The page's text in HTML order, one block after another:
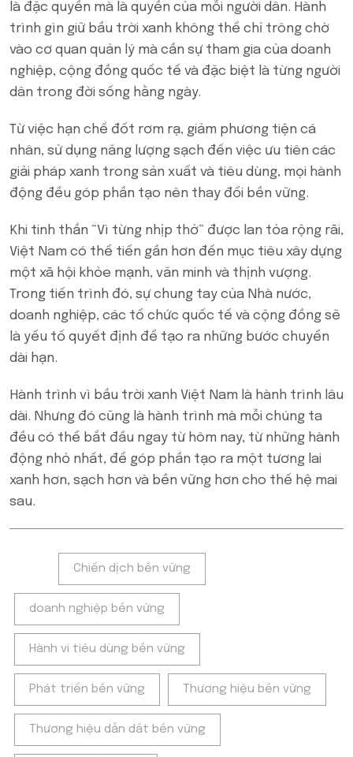
là đặc quyền mà là quyền của mỗi người dân. Hành
trình gìn giữ bầu trời xanh không thể chỉ trông chờ
vào cơ quan quản lý mà cần sự tham gia của doanh
nghiệp, cộng đồng quốc tế và đặc biệt là từng người
dân trong đời sống hằng ngày.
Từ việc hạn chế đốt rơm rạ, giảm phương tiện cá
nhân, sử dụng năng lượng sạch đến việc ưu tiên các
giải pháp xanh trong sản xuất và tiêu dùng, mọi hành
động đều góp phần tạo nên thay đổi bền vững.
Khi tinh thần “Vì từng nhịp thở” được lan tỏa rộng rãi,
Việt Nam có thể tiến gần hơn đến mục tiêu xây dựng
một xã hội khỏe mạnh, văn minh và thịnh vượng.
Trong tiến trình đó, sự chung tay của Nhà nước,
doanh nghiệp, các tổ chức quốc tế và cộng đồng sẽ
là yếu tố quyết định để tạo ra những bước chuyển
dài hạn.
Hành trình vì bầu trời xanh Việt Nam là hành trình lâu
dài. Nhưng đó cũng là hành trình mà mỗi chúng ta
đều có thể bắt đầu ngay từ hôm nay, từ những hành
động nhỏ nhất, để góp phần tạo ra một tương lai
xanh hơn, sạch hơn và bền vững hơn cho thế hệ mai
sau.
Chiến dịch bền vững
doanh nghiệp bền vững
Hành vi tiêu dùng bền vững
Phát triển bền vững Thương hiệu bền vững
Thương hiệu dẫn dắt bền vững